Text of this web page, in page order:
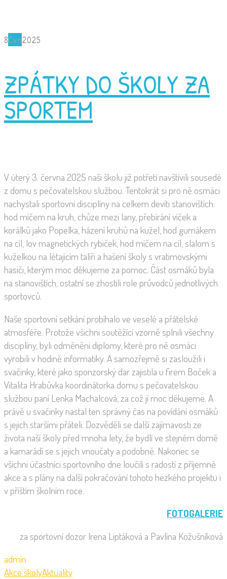
8Čvn2025
ZPÁTKY DO ŠKOLY ZA
SPORTEM
V úterý 3. června 2025 naši školu již potřetí navštívili sousedé
z domu s pečovatelskou službou. Tentokrát si pro ně osmáci
nachystali sportovní disciplíny na celkem devíti stanovištích:
hod míčem na kruh, chůze mezi lany, přebírání víček a
korálků jako Popelka, házení kruhů na kužel, hod gumákem
na cíl, lov magnetických rybiček, hod míčem na cíl, slalom s
kuželkou na létajícím talíři a hašení školy s vratimovskými
hasiči, kterým moc děkujeme za pomoc. Část osmáků byla
na stanovištích, ostatní se zhostili role průvodců jednotlivých
sportovců.
Naše sportovní setkání probíhalo ve veselé a přátelské
atmosféře. Protože všichni soutěžící vzorně splnili všechny
disciplíny, byli odměněni diplomy, které pro ně osmáci
vyrobili v hodině informatiky. A samozřejmě si zasloužili i
svačinky, které jako sponzorský dar zajistila u firem Boček a
Vitalita Hrabůvka koordinátorka domu s pečovatelskou
službou paní Lenka Machalcová, za což jí moc děkujeme. A
právě u svačinky nastal ten správný čas na povídání osmáků
s jejich staršími přáteli. Dozvěděli se další zajímavosti ze
života naší školy před mnoha lety, že bydlí ve stejném domě
a kamarádí se s jejich vnoučaty a podobně. Nakonec se
všichni účastníci sportovního dne loučili s radostí z příjemné
akce a s plány na další pokračování tohoto hezkého projektu i
v příštím školním roce.
FOTOGALERIE
za sportovní dozor Irena Liptáková a Pavlína Kožušníková
admin
Akce školyAktuality